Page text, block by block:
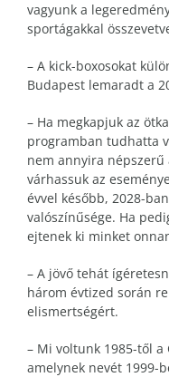
vagyunk a
sportágakkal
– A kick-boxosokat
Budapest lemaradt a
– Ha megkapjuk az
programban tudhatta
nem annyira
várhassuk az
évvel később, 2028-
valószínűsége. Ha
ejtenek ki minket
– A jövő tehát
három évtized során
elismertségért.
– Mi voltunk 1985-től a
amelynek nevét 1999-